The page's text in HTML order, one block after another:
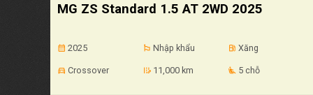
MG ZS Standard 1.5 AT 2WD 2025
calendar_month 2025 emoji_flags Nhập khẩu local_gas_station Xăng
directions_car Crossover edit_road 11,000 km airline_seat_recline_extra 5 chỗ